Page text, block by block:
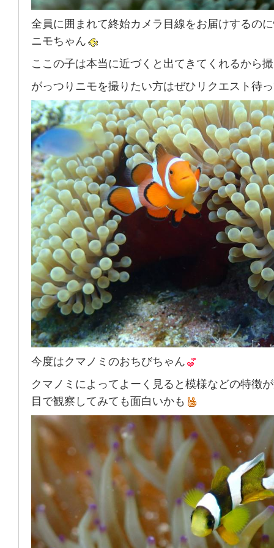
全員に囲まれて終始カメラ目線をお届けするの
ニモちゃん
ここの子は本当に近づくと出てきてくれるから
がっつりニモを撮りたい方はぜひリクエスト待
今度はクマノミのおちびちゃん
クマノミによってよーく見ると模様などの特徴
目で観察してみても面白いかも